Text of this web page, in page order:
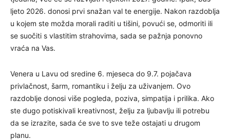
ljeto 2026. donosi prvi snažan val te energije. Nakon razdoblja
u kojem ste možda morali raditi u tišini, povući se, odmoriti ili
se suočiti s vlastitim strahovima, sada se pažnja ponovno
vraća na Vas.
Venera u Lavu od sredine 6. mjeseca do 9.7. pojačava
privlačnost, šarm, romantiku i želju za uživanjem. Ovo
razdoblje donosi više pogleda, poziva, simpatija i prilika. Ako
ste dugo potiskivali kreativnost, želju za ljubavlju ili potrebu
da se izrazite, sada će sve to sve teže ostajati u drugom
planu.